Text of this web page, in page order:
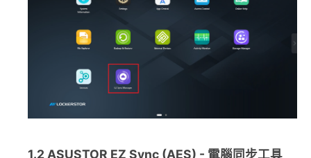
1.2 ASUSTOR EZ Sync (AES) - 電腦同步工具